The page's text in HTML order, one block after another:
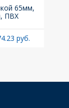
65мм,
ПВХ
руб.